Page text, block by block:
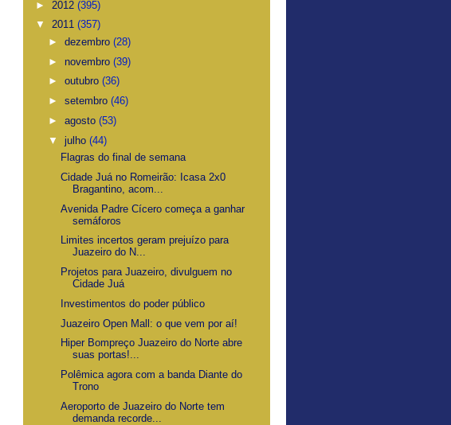
► 2012 (395)
▼ 2011 (357)
► dezembro (28)
► novembro (39)
► outubro (36)
► setembro (46)
► agosto (53)
▼ julho (44)
Flagras do final de semana
Cidade Juá no Romeirão: Icasa 2x0
Bragantino, acom...
Avenida Padre Cícero começa a ganhar
semáforos
Limites incertos geram prejuízo para
Juazeiro do N...
Projetos para Juazeiro, divulguem no
Cidade Juá
Investimentos do poder público
Juazeiro Open Mall: o que vem por aí!
Hiper Bompreço Juazeiro do Norte abre
suas portas!...
Polêmica agora com a banda Diante do
Trono
Aeroporto de Juazeiro do Norte tem
demanda recorde...